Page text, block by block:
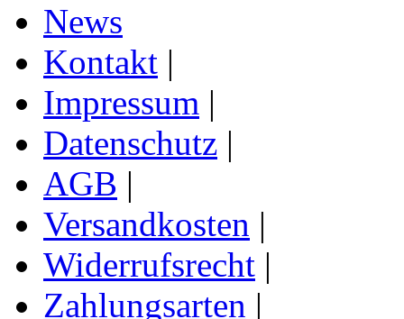
News
Kontakt |
Impressum |
Datenschutz |
AGB |
Versandkosten |
Widerrufsrecht |
Zahlungsarten |